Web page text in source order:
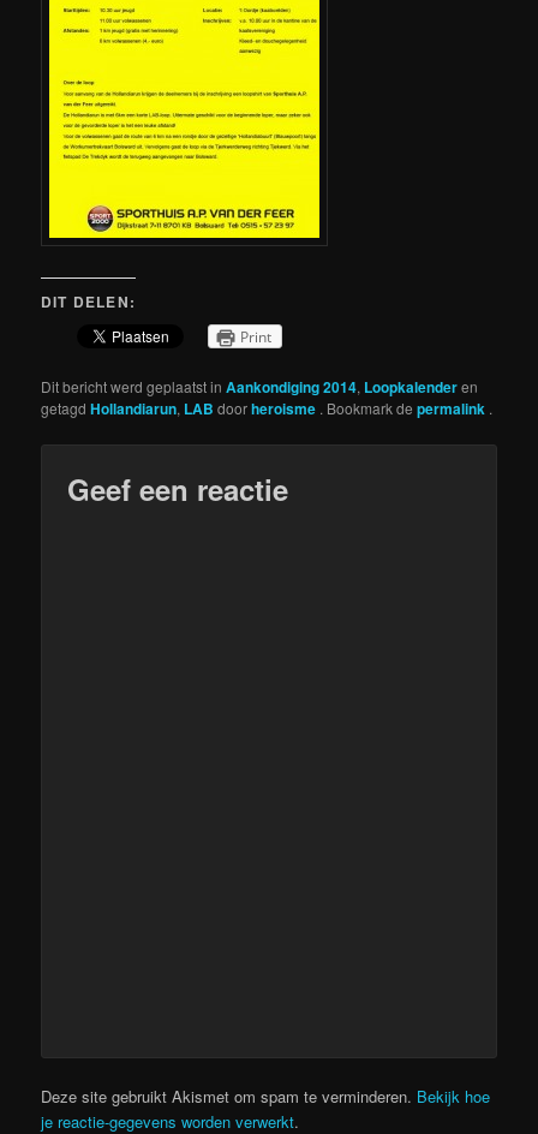
DIT DELEN:
Print
Dit bericht werd geplaatst inAankondiging 2014, Loopkalenderen
getagdHollandiarun, LAB doorheroisme . Bookmark depermalink .
Geef een reactie
Deze site gebruikt Akismet om spam te verminderen. Bekijk hoe
je reactie-gegevens worden verwerkt.